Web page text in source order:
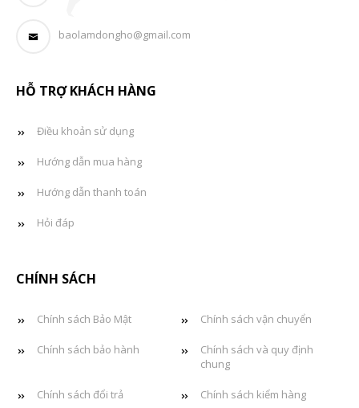
baolamdongho@gmail.com
HỖ TRỢ KHÁCH HÀNG
Điều khoản sử dụng
Hướng dẫn mua hàng
Hướng dẫn thanh toán
Hỏi đáp
CHÍNH SÁCH
Chính sách Bảo Mật Chính sách vận chuyển
Chính sách bảo hành
Chính sách và quy định
chung
Chính sách đổi trả Chính sách kiểm hàng